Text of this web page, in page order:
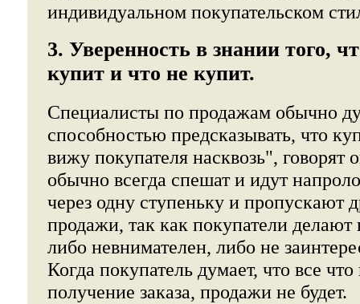
индивидуальном покупательском
3. Уверенность в знании того,
купит и что не купит.
Специалисты по продажам обычно
способностью предсказывать, что
вижу покупателя насквозь", говорят
обычно всегда спешат и идут
через одну ступеньку и пропускают
продажи, так как покупатели делают
либо невнимателен, либо не
Когда покупатель думает, что все
получение заказа, продажи не будет.